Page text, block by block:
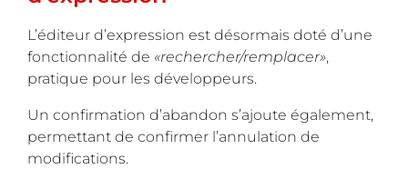
L’éditeur d’expression est désormais doté d’une
fonctionnalité de «rechercher/remplacer»,
pratique pour les développeurs.
Un confirmation d’abandon s’ajoute également,
permettant de confirmer l’annulation de
modifications.